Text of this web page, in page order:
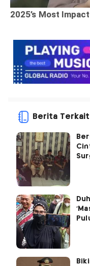
Berita Terkait